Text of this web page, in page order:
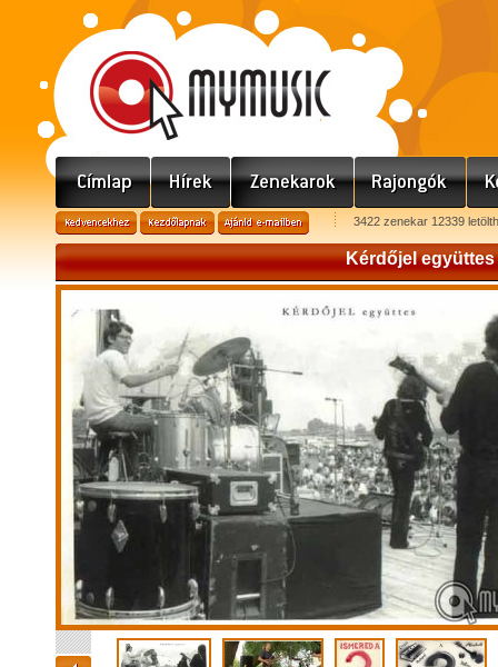
3422 zenekar 12339
Kérdőjel együttes